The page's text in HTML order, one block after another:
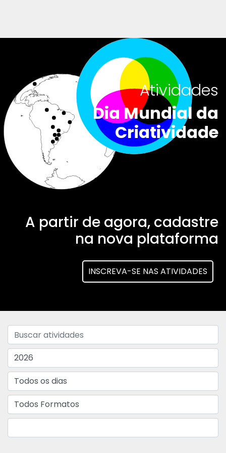
Atividades
Dia Mundial da
Criatividade
A partir de agora, cadastre
na nova plataforma
INSCREVA-SE NAS ATIVIDADES